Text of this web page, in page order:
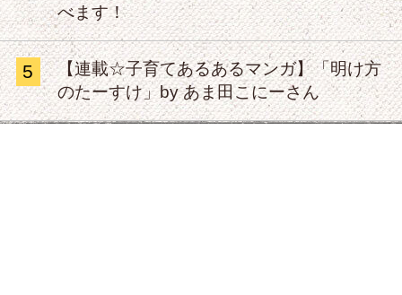
べます！
5
【連載☆子育てあるあるマンガ】「明け方
のたーすけ」by あま田こにーさん